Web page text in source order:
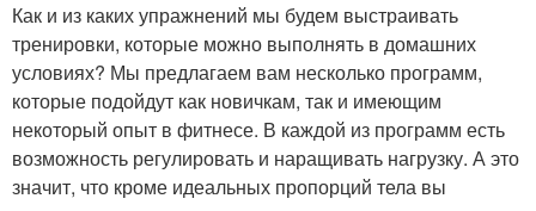
Как и из каких упражнений мы будем выстраивать
тренировки, которые можно выполнять в домашних
условиях? Мы предлагаем вам несколько программ,
которые подойдут как новичкам, так и имеющим
некоторый опыт в фитнесе. В каждой из программ есть
возможность регулировать и наращивать нагрузку. А это
значит, что кроме идеальных пропорций тела вы